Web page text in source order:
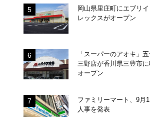
岡山県里庄町にエブリイ
レックスがオープン
「スーパーのアオキ」五
三野店が香川県三豊市に
オープン
ファミリーマート、9月
人事を発表